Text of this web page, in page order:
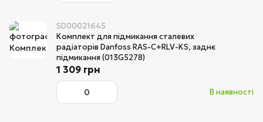
SD00021645
Комплект для підмикання сталевих
радіаторів Danfoss RAS-C+RLV-KS, заднє
підмикання (013G5278)
В наявності
1 309 грн